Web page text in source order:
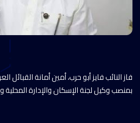
فاز النائب فايز أبو حرب، أمين أمانة القبائل
بمنصب وكيل لجنة الإسكان والإدارة